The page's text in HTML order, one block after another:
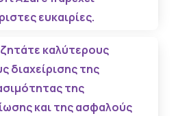
ευκαιρίες.
καλύτερους
διαχείρισης της
της
και της ασφαλούς